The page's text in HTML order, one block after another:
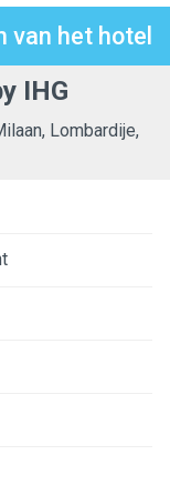
van het hotel
IHG
Lombardije,